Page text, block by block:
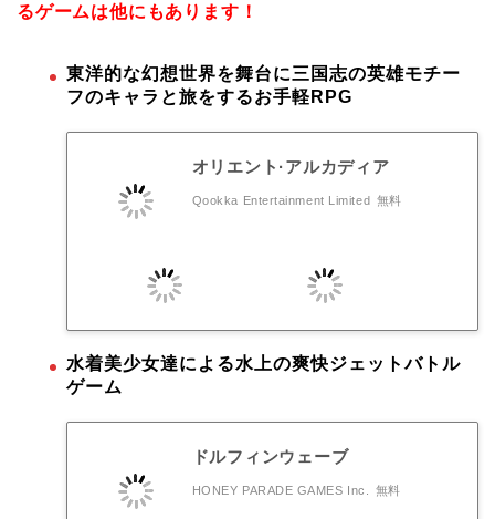
るゲームは他にもあります！
東洋的な幻想世界を舞台に三国志の英雄モチー
フのキャラと旅をするお手軽RPG
オリエント·アルカディア
Qookka Entertainment Limited 無料
水着美少女達による水上の爽快ジェットバトル
ゲーム
ドルフィンウェーブ
HONEY PARADE GAMES Inc. 無料